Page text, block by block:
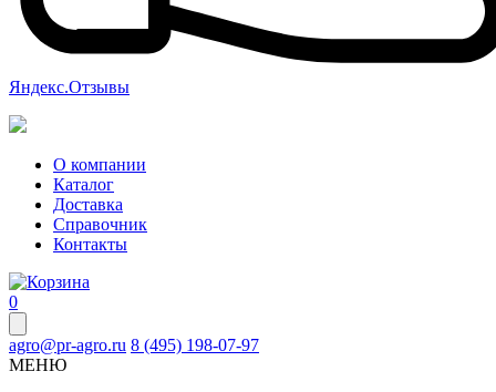
Яндекс.Отзывы
О компании
Каталог
Доставка
Справочник
Контакты
0
agro@pr-agro.ru 8 (495) 198-07-97
МЕНЮ